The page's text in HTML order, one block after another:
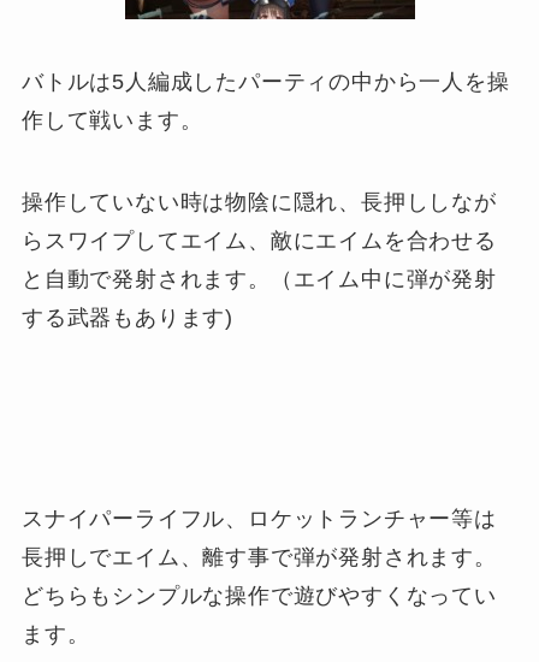
バトルは5人編成したパーティの中から一人を操
作して戦います。
操作していない時は物陰に隠れ、長押ししなが
らスワイプしてエイム、敵にエイムを合わせる
と自動で発射されます。（エイム中に弾が発射
する武器もあります)
スナイパーライフル、ロケットランチャー等は
長押しでエイム、離す事で弾が発射されます。
どちらもシンプルな操作で遊びやすくなってい
ます。